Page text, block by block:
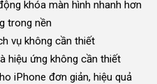
khóa màn hình nhanh hơn
trong nền
vụ không cần thiết
hiệu ứng không cần thiết
iPhone đơn giản, hiệu quả